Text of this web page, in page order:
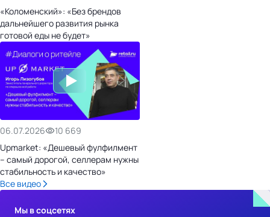
«Коломенский»: «Без брендов
дальнейшего развития рынка
готовой еды не будет»
06.07.2026
10 669
Upmarket: «Дешевый фулфилмент
– самый дорогой, селлерам нужны
стабильность и качество»
Все видео
Мы в соцсетях